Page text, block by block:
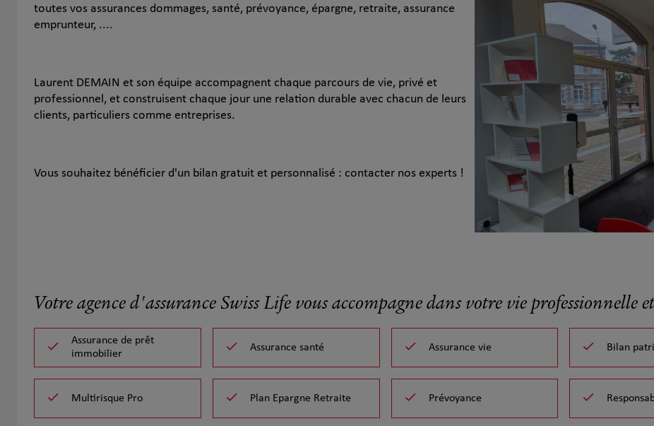
toutes vos assurances dommages, santé, prévoyance, épargne, retraite, assurance
emprunteur, ....
Laurent DEMAIN et son équipe accompagnent chaque parcours de vie, privé et
professionnel, et construisent chaque jour une relation durable avec chacun de leurs
clients, particuliers comme entreprises.
Vous souhaitez bénéficier d'un bilan gratuit et personnalisé : contacter nos experts !
Votre agence d'assurance Swiss Life vous accompagne dans votre vie professionnelle
Assurance de prêt
immobilier
Assurance santé Assurance vie Bilan
Multirisque Pro Plan Epargne Retraite Prévoyance